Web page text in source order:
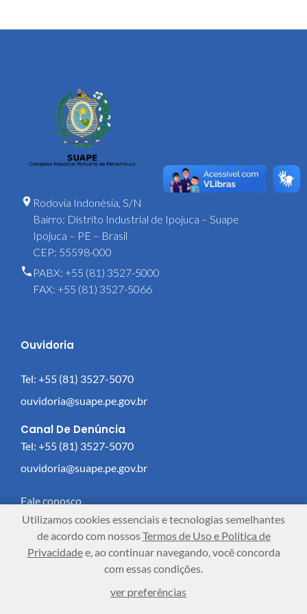
Rodovia Indonésia, S/N
Bairro: Distrito Industrial de Ipojuca – Suape
Ipojuca – PE – Brasil
CEP: 55598-000
PABX: +55 (81) 3527-5000
FAX: +55 (81) 3527-5066
Ouvidoria
Tel: +55 (81) 3527-5070
ouvidoria@suape.pe.gov.br
Canal De Denúncia
Tel: +55 (81) 3527-5070
ouvidoria@suape.pe.gov.br
Fale conosco
Como trabalhar no complexo?
Como chegar?
Utilizamos cookies essenciais e tecnologias semelhantes
de acordo com nossosTermos de Uso e Política de
Privacidadee, ao continuar navegando, você concorda
com essas condições.
ver preferências